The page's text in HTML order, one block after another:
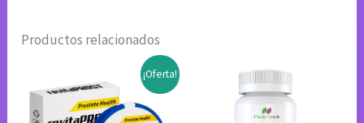
Productos relacionados
¡Oferta!